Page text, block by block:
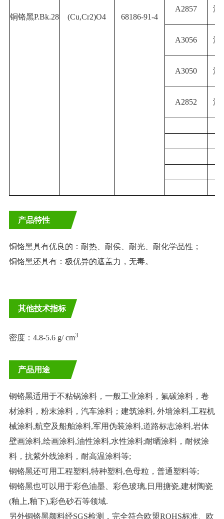
铜铬黑P.Bk.28 (Cu,Cr2)O4 68186-91-4
A2857 深
A3056 深
A3050 深
A2852 深
产品特性
铜铬黑具有优良的：耐热、耐侯、耐光、耐化学品性；
铜铬黑还具有：极优异的遮盖力，无毒。
其他技术指标
密度： 4.8-5.6 g/ cm3
产品用途
铜铬黑适用于不粘锅涂料，一般工业涂料，氟碳涂料，卷
材涂料，粉末涂料，汽车涂料；建筑涂料, 外墙涂料,工程机
械涂料,航空及船舶涂料,军用伪装涂料,道路标志涂料,岩体
壁画涂料,绘画涂料,油性涂料,水性涂料;耐晒涂料，耐候涂
料，抗紫外线涂料，耐高温涂料等;
铜铬黑还可用工程塑料,特种塑料,色母粒，普通塑料等;
铜铬黑也可以用于彩色油墨、彩色玻璃,日用搪瓷,建材陶瓷
(釉上,釉下),彩色砂石等领域.
另外铜铬黑颜料经SGS检测，完全符合欧盟ROHS标准、欧